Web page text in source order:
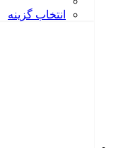
انتخاب گزینه